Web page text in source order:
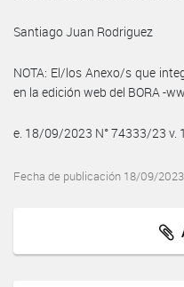
Santiago Juan Rodriguez
NOTA: El/los Anexo/s que
en la edición web del BORA -
e. 18/09/2023 N° 74333/23 v.
Fecha de publicación 18/09/2023